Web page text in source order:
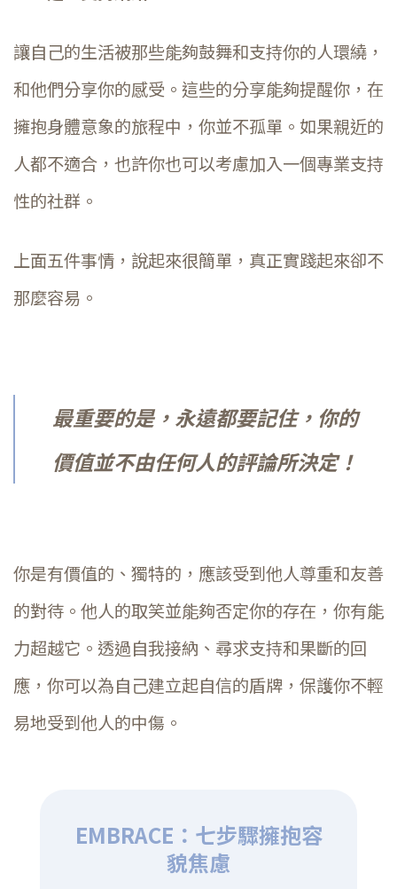
讓自己的生活被那些能夠鼓舞和支持你的人環繞，
和他們分享你的感受。這些的分享能夠提醒你，在
擁抱身體意象的旅程中，你並不孤單。如果親近的
人都不適合，也許你也可以考慮加入一個專業支持
性的社群。
上面五件事情，說起來很簡單，真正實踐起來卻不
那麼容易。
最重要的是，永遠都要記住，你的
價值並不由任何人的評論所決定！
你是有價值的、獨特的，應該受到他人尊重和友善
的對待。他人的取笑並能夠否定你的存在，你有能
力超越它。透過自我接納、尋求支持和果斷的回
應，你可以為自己建立起自信的盾牌，保護你不輕
易地受到他人的中傷。
EMBRACE：七步驟擁抱容
貌焦慮